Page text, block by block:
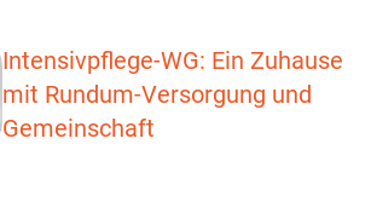
Intensivpflege-WG: Ein Zuhause
mit Rundum-Versorgung und
Gemeinschaft